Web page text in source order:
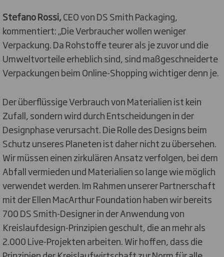
Stefano Rossi,CEO von DS Smith Packaging,
kommentiert: „Die Verbraucher wollen weniger
Verpackung. Da Rohstoffe teurer als je zuvor und die
Umweltvorteile erheblich sind, sind maßgeschneiderte
Verpackungen beim Online-Shopping wichtiger denn je.
Der überflüssige Verbrauch von Materialien ist kein
Zufall, sondern wird durch Entscheidungen in der
Designphase verursacht. Die Rolle des Designs beim
Schutz unseres Planeten ist daher nicht zu übersehen.
Wir müssen einen zirkulären Ansatz verfolgen, bei dem
Abfall vermieden und Materialien so lange wie möglich
verwendet werden. Im Rahmen unserer Partnerschaft
mit der Ellen MacArthur Foundation haben wir bereits
700 DS Smith-Designer in der Anwendung von
Kreislaufdesign-Prinzipien geschult, die an mehr als
2.000 Live-Projekten arbeiten. Wir hoffen, dass die